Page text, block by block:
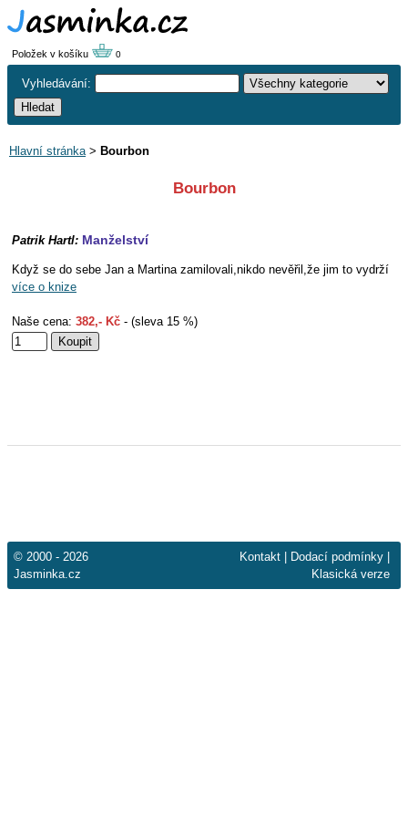
Položek v košíku 0
Vyhledávání:
Hlavní stránka> Bourbon
Bourbon
Patrik Hartl: Manželství
Když se do sebe Jan a Martina zamilovali,nikdo nevěřil,že jim to vydrží
více o knize
Naše cena: 382,- Kč - (sleva 15 %)
© 2000 - 2026
Jasminka.cz
Kontakt Dodací podmínky